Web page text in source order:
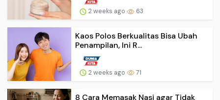
2 weeks ago 63
Kaos Polos Berkualitas Bisa Ubah
Penampilan, Ini R...
2 weeks ago 71
8 Cara Memasak Nasi agar Tidak